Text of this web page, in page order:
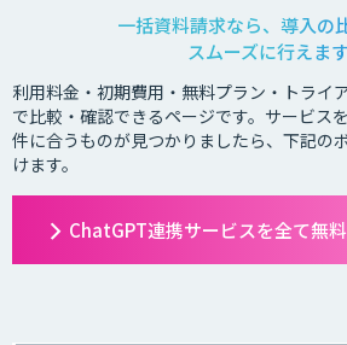
一括資料請求なら、導入の
スムーズに行えま
利用料金・初期費用・無料プラン・トライ
で比較・確認できるページです。サービス
件に合うものが見つかりましたら、下記の
けます。
ChatGPT連携サービスを全て無